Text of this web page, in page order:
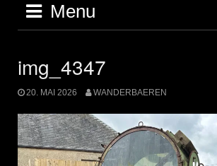
Menu
img_4347
20. MAI 2026 WANDERBAEREN